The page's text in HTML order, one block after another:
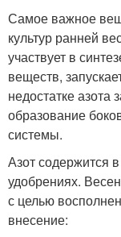
Самое важное
культур ранней
участвует в
веществ,
недостатке азота
образование
системы.
Азот содержится
удобрениях.
с целью
внесение: